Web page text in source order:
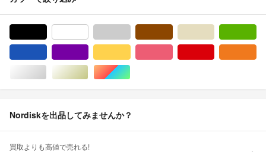
シルバー/銀色系ゴールド/金色系マルチカラー
Nordiskを出品してみませんか？
買取よりも高値で売れる!